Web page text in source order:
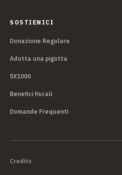
SOSTIENICI
Donazione Regolare
Adotta una pigotta
5X1000
Benefici fiscali
Domande Frequenti
Credits